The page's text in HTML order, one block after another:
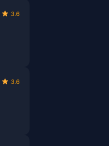
3.6
3.6